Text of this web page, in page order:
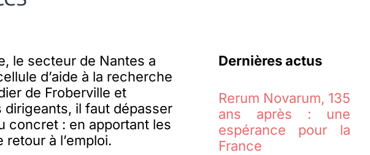
le secteur de Nantes a
d’aide à la recherche
de Froberville et
il faut dépasser
concret : en apportant les
à l’emploi.
Dernières actus
Rerum Novarum, 135
ans après : une
espérance pour la
France